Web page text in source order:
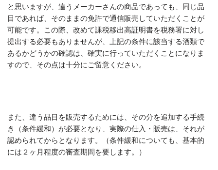
と思いますが、違うメーカーさんの商品であっても、同じ品
目であれば、そのままの免許で通信販売していただくことが
可能です。この際、改めて課税移出高証明書を税務署に対し
提出する必要もありませんが、上記の条件に該当する酒類で
あるかどうかの確認は、確実に行っていただくことになりま
すので、その点は十分にご留意ください。
また、違う品目を販売するためには、その分を追加する手続
き（条件緩和）が必要となり、実際の仕入・販売は、それが
認められてからとなります。（条件緩和についても、基本的
には２ヶ月程度の審査期間を要します。）